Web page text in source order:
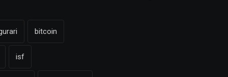
bitcoin
isf